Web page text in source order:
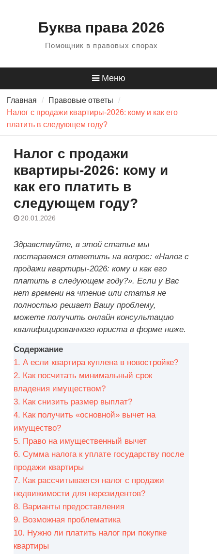
содержаниюБуква права 2026
Помощник в правовых спорах
Меню
Главная
Правовые ответы
Налог с продажи квартиры-2026: кому и как его
платить в следующем году?
Налог с продажи
квартиры-2026: кому и
как его платить в
следующем году?
20.01.2026
Здравствуйте, в этой статье мы
постараемся ответить на вопрос: «Налог с
продажи квартиры-2026: кому и как его
платить в следующем году?». Если у Вас
нет времени на чтение или статья не
полностью решает Вашу проблему,
можете получить онлайн консультацию
квалифицированного юриста в форме ниже.
Содержание
1. А если квартира куплена в новостройке?
2. Как посчитать минимальный срок
владения имуществом?
3. Как снизить размер выплат?
4. Как получить «основной» вычет на
имущество?
5. Право на имущественный вычет
6. Сумма налога к уплате государству после
продажи квартиры
7. Как рассчитывается налог с продажи
недвижимости для нерезидентов?
8. Варианты предоставления
9. Возможная проблематика
10. Нужно ли платить налог при покупке
квартиры